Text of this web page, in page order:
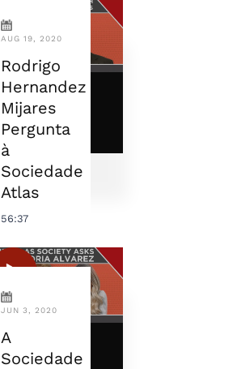
AUG 19, 2020
Rodrigo
Hernandez
Mijares
Pergunta
à
Sociedade
Atlas
56:37
JUN 3, 2020
A
Sociedade